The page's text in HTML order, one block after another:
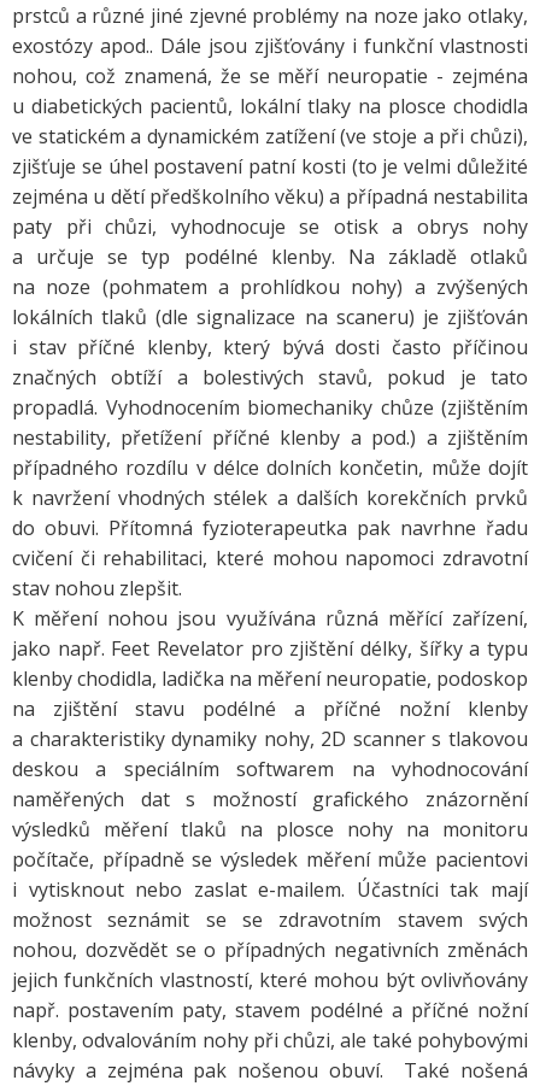
prstců a různé jiné zjevné problémy na noze jako otlaky,
exostózy apod.. Dále jsou zjišťovány i funkční vlastnosti
nohou, což znamená, že se měří neuropatie - zejména
u diabetických pacientů, lokální tlaky na plosce chodidla
ve statickém a dynamickém zatížení (ve stoje a při chůzi),
zjišťuje se úhel postavení patní kosti (to je velmi důležité
zejména u dětí předškolního věku) a případná nestabilita
paty při chůzi, vyhodnocuje se otisk a obrys nohy
a určuje se typ podélné klenby. Na základě otlaků
na noze (pohmatem a prohlídkou nohy) a zvýšených
lokálních tlaků (dle signalizace na scaneru) je zjišťován
i stav příčné klenby, který bývá dosti často příčinou
značných obtíží a bolestivých stavů, pokud je tato
propadlá. Vyhodnocením biomechaniky chůze (zjištěním
nestability, přetížení příčné klenby a pod.) a zjištěním
případného rozdílu v délce dolních končetin, může dojít
k navržení vhodných stélek a dalších korekčních prvků
do obuvi. Přítomná fyzioterapeutka pak navrhne řadu
cvičení či rehabilitaci, které mohou napomoci zdravotní
stav nohou zlepšit.
K měření nohou jsou využívána různá měřící zařízení,
jako např. Feet Revelator pro zjištění délky, šířky a typu
klenby chodidla, ladička na měření neuropatie, podoskop
na zjištění stavu podélné a příčné nožní klenby
a charakteristiky dynamiky nohy, 2D scanner s tlakovou
deskou a speciálním softwarem na vyhodnocování
naměřených dat s možností grafického znázornění
výsledků měření tlaků na plosce nohy na monitoru
počítače, případně se výsledek měření může pacientovi
i vytisknout nebo zaslat e-mailem. Účastníci tak mají
možnost seznámit se se zdravotním stavem svých
nohou, dozvědět se o případných negativních změnách
jejich funkčních vlastností, které mohou být ovlivňovány
např. postavením paty, stavem podélné a příčné nožní
klenby, odvalováním nohy při chůzi, ale také pohybovými
návyky a zejména pak nošenou obuví. Také nošená